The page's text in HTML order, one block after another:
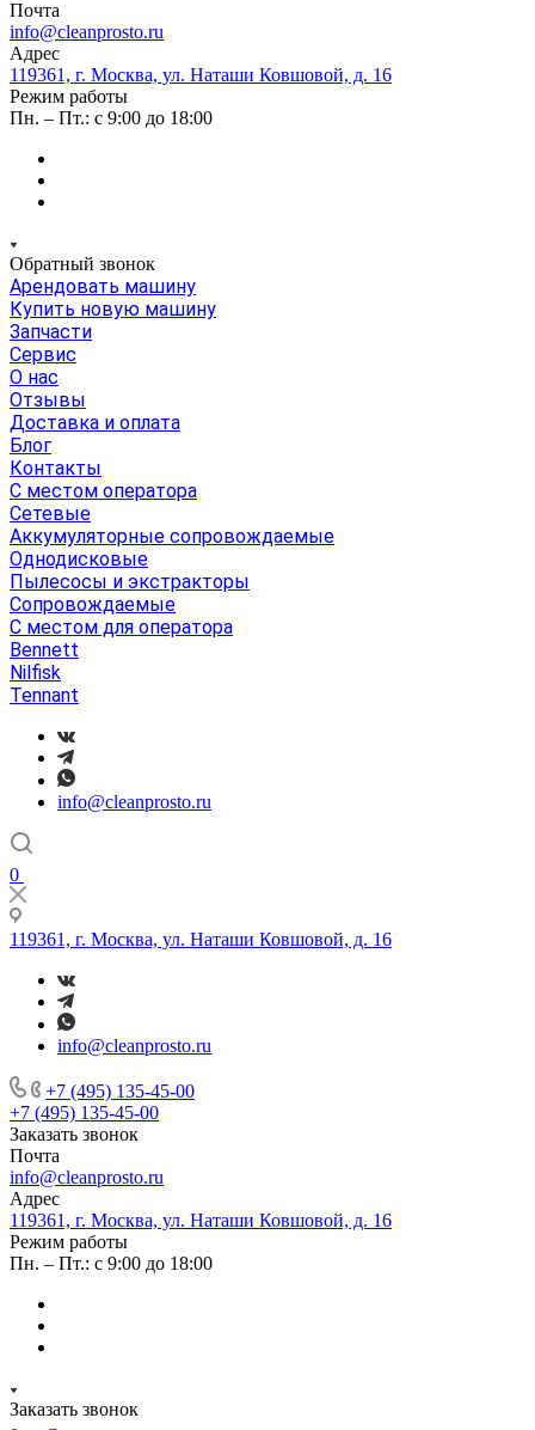
Почта
info@cleanprosto.ru
Адрес
119361, г. Москва, ул. Наташи Ковшовой, д. 16
Режим работы
Пн. – Пт.: с 9:00 до 18:00
Обратный звонок
Арендовать машину
Купить новую машину
Запчасти
Сервис
О нас
Отзывы
Доставка и оплата
Блог
Контакты
С местом оператора
Сетевые
Аккумуляторные сопровождаемые
Однодисковые
Пылесосы и экстракторы
Сопровождаемые
С местом для оператора
Bennett
Nilfisk
Tennant
info@cleanprosto.ru
0
119361, г. Москва, ул. Наташи Ковшовой, д. 16
info@cleanprosto.ru
+7 (495) 135-45-00
+7 (495) 135-45-00
Заказать звонок
Почта
info@cleanprosto.ru
Адрес
119361, г. Москва, ул. Наташи Ковшовой, д. 16
Режим работы
Пн. – Пт.: с 9:00 до 18:00
Заказать звонок